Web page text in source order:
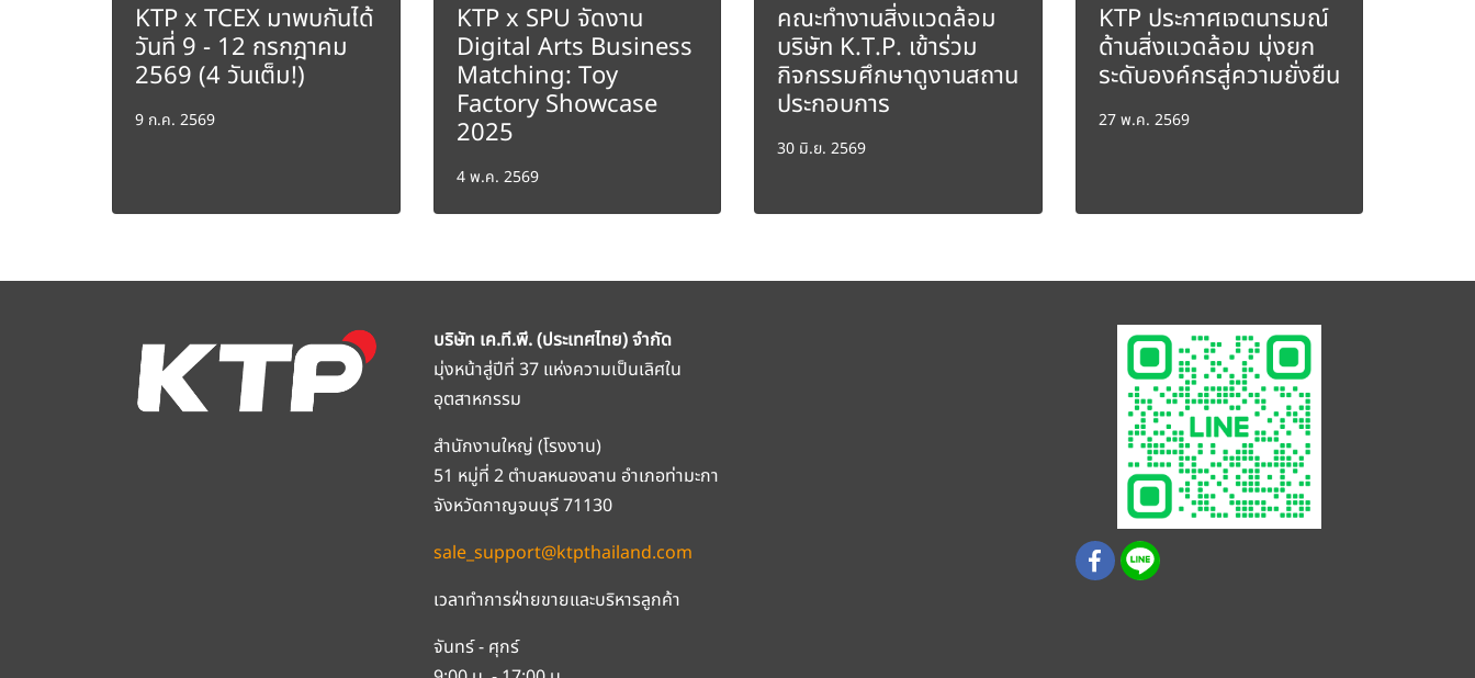
KTP x TCEX มาพบกันได้
วันที่ 9 - 12 กรกฎาคม
2569 (4 วันเต็ม!)
9 ก.ค. 2569
KTP x SPU จัดงาน
Digital Arts Business
Matching: Toy
Factory Showcase
2025
4 พ.ค. 2569
คณะทำงานสิ่งแวดล้อม
บริษัท K.T.P. เข้าร่วม
กิจกรรมศึกษาดูงานสถาน
ประกอบการ
30 มิ.ย. 2569
KTP ประกาศเจตนารมณ์
ด้านสิ่งแวดล้อม มุ่งยก
ระดับองค์กรสู่ความยั่งยืน
27 พ.ค. 2569
บริษัท เค.ที.พี. (ประเทศไทย) จำกัด
มุ่งหน้าสู่ปีที่ 37 แห่งความเป็นเลิศใน
อุตสาหกรรม
สำนักงานใหญ่ (โรงงาน)
51 หมู่ที่ 2 ตำบลหนองลาน อำเภอท่ามะกา
จังหวัดกาญจนบุรี 71130
sale_support@ktpthailand.com
เวลาทำการฝ่ายขายและบริหารลูกค้า
จันทร์ - ศุกร์